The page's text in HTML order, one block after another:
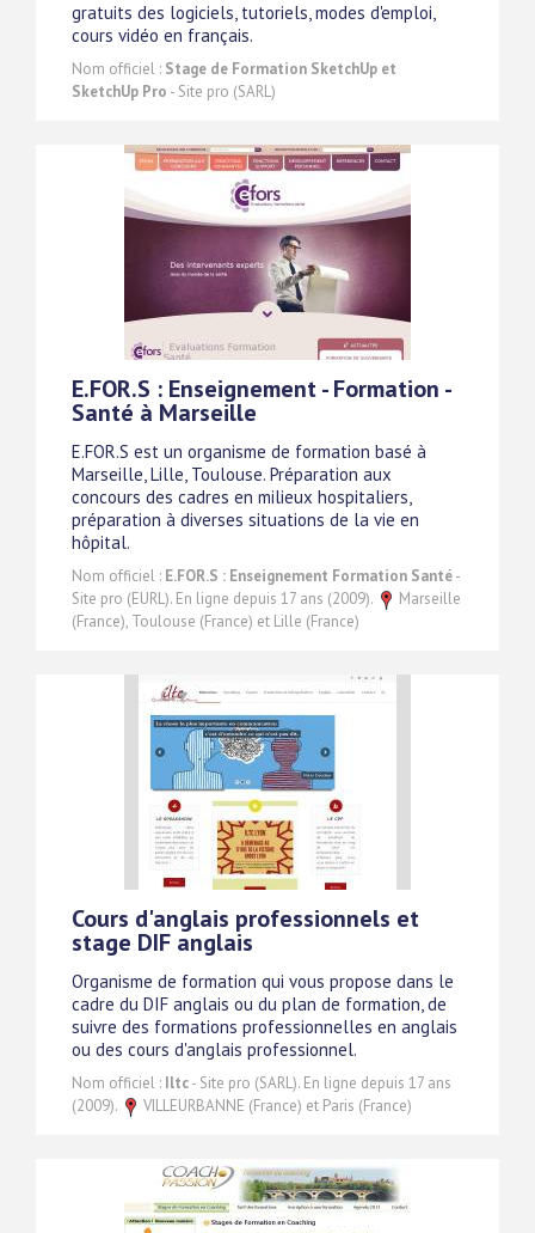
gratuits des logiciels, tutoriels, modes d'emploi,
cours vidéo en français.
Nom officiel : Stage de Formation SketchUp et
SketchUp Pro - Site pro (SARL)
E.FOR.S : Enseignement - Formation -
Santé à Marseille
E.FOR.S est un organisme de formation basé à
Marseille, Lille, Toulouse. Préparation aux
concours des cadres en milieux hospitaliers,
préparation à diverses situations de la vie en
hôpital.
Nom officiel : E.FOR.S : Enseignement Formation Santé-
Site pro (EURL). En ligne depuis 17 ans (2009).
Marseille
(France), Toulouse (France) et Lille (France)
Cours d'anglais professionnels et
stage DIF anglais
Organisme de formation qui vous propose dans le
cadre du DIF anglais ou du plan de formation, de
suivre des formations professionnelles en anglais
ou des cours d'anglais professionnel.
Nom officiel : Iltc- Site pro (SARL). En ligne depuis 17 ans
(2009).
VILLEURBANNE (France) et Paris (France)